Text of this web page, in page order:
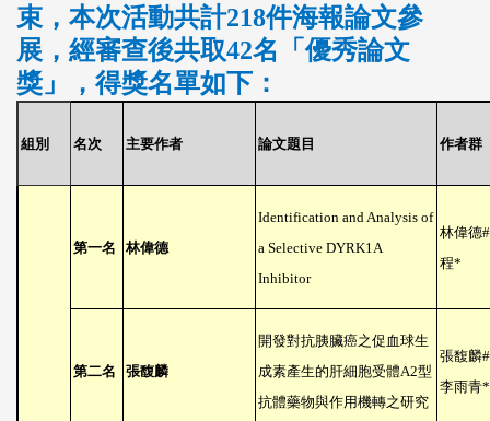
束，本次活動共計218件海報論文參
展，經審查後共取42名「優秀論文
獎」，得獎名單如下：
組別 名次 主要作者 論文題目 作者群
第一名 林偉德
Identification and Analysis of
a Selective DYRK1A
Inhibitor
林偉德
程*
第二名 張馥麟
開發對抗胰臟癌之促血球生
成素產生的肝細胞受體A2型
抗體藥物與作用機轉之研究
張馥麟
李雨青